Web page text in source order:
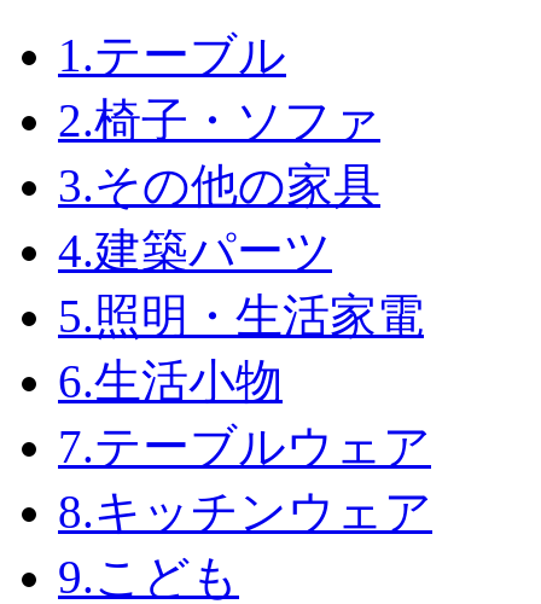
1.テーブル
2.椅子・ソファ
3.その他の家具
4.建築パーツ
5.照明・生活家電
6.生活小物
7.テーブルウェア
8.キッチンウェア
9.こども